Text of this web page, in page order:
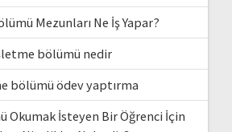
Mezunları Ne İş Yapar?
bölümü nedir
bölümü ödev yaptırma
Okumak İsteyen Bir Öğrenci İçin